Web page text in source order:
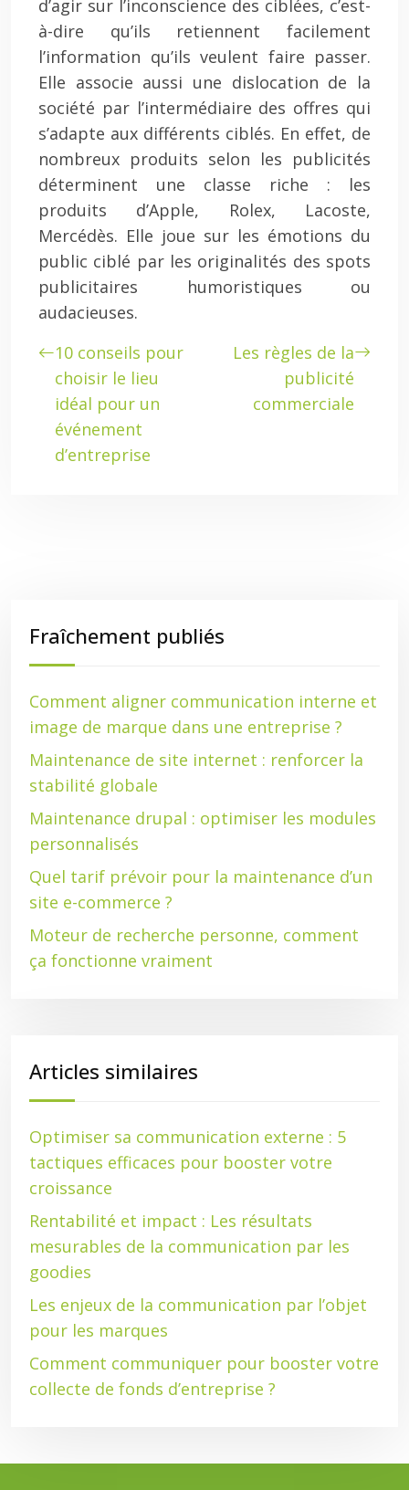
d’agir sur l’inconscience des ciblées, c’est-
à-dire qu’ils retiennent facilement
l’information qu’ils veulent faire passer.
Elle associe aussi une dislocation de la
société par l’intermédiaire des offres qui
s’adapte aux différents ciblés. En effet, de
nombreux produits selon les publicités
déterminent une classe riche : les
produits d’Apple, Rolex, Lacoste,
Mercédès. Elle joue sur les émotions du
public ciblé par les originalités des spots
publicitaires humoristiques ou
audacieuses.
10 conseils pour
choisir le lieu
idéal pour un
événement
d’entreprise
Les règles de la
publicité
commerciale
Fraîchement publiés
Comment aligner communication interne et
image de marque dans une entreprise ?
Maintenance de site internet : renforcer la
stabilité globale
Maintenance drupal : optimiser les modules
personnalisés
Quel tarif prévoir pour la maintenance d’un
site e-commerce ?
Moteur de recherche personne, comment
ça fonctionne vraiment
Articles similaires
Optimiser sa communication externe : 5
tactiques efficaces pour booster votre
croissance
Rentabilité et impact : Les résultats
mesurables de la communication par les
goodies
Les enjeux de la communication par l’objet
pour les marques
Comment communiquer pour booster votre
collecte de fonds d’entreprise ?